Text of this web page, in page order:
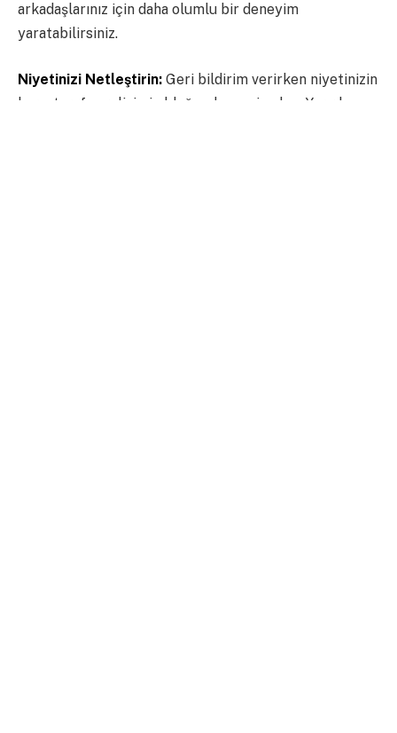
arkadaşlarınız için daha olumlu bir deneyim
yaratabilirsiniz.
Niyetinizi Netleştirin: Geri bildirim verirken niyetinizin
karşı tarafın gelişimi olduğundan emin olun. Yargılayıcı